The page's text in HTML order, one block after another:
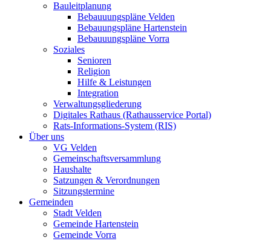
Bauleitplanung
Bebauuungspläne Velden
Bebauungspläne Hartenstein
Bebauuungspläne Vorra
Soziales
Senioren
Religion
Hilfe & Leistungen
Integration
Verwaltungsgliederung
Digitales Rathaus (Rathausservice Portal)
Rats-Informations-System (RIS)
Über uns
VG Velden
Gemeinschaftsversammlung
Haushalte
Satzungen & Verordnungen
Sitzungstermine
Gemeinden
Stadt Velden
Gemeinde Hartenstein
Gemeinde Vorra